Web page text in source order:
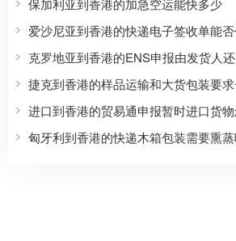
保加利亚到香港的加急空运能快多少
爱沙尼亚到香港的快递电子签收单能
克罗地亚到香港的ENS申报由发货人
捷克到香港的样品运输和大货包装要
进口到香港的贸易通申报暂时进口货
匈牙利到香港的快递木箱包装需要熏